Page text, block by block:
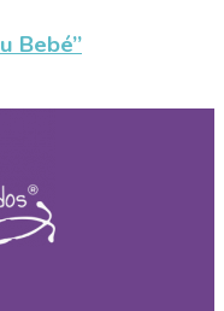
Bebé”